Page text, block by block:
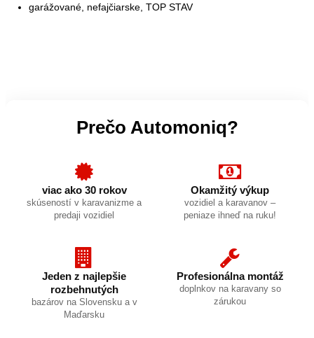
garážované, nefajčiarske, TOP STAV
Prečo Automoniq?
viac ako 30 rokov
skúseností v karavanizme a
predaji vozidiel
Okamžitý výkup
vozidiel a karavanov –
peniaze ihneď na ruku!
Jeden z najlepšie
rozbehnutých
bazárov na Slovensku a v
Maďarsku
Profesionálna montáž
doplnkov na karavany so
zárukou